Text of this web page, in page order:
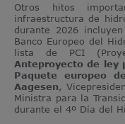
Otros hitos
infraestructura de
durante 2026
Banco Europeo del
lista de PCI
Anteproyecto de ley
Paquete europeo
Aagesen,
Ministra para la
durante el 4º Día del